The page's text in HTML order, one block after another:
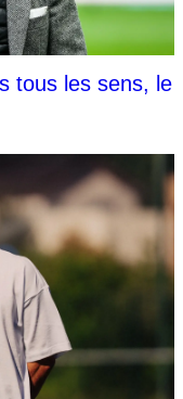
tous les sens, le